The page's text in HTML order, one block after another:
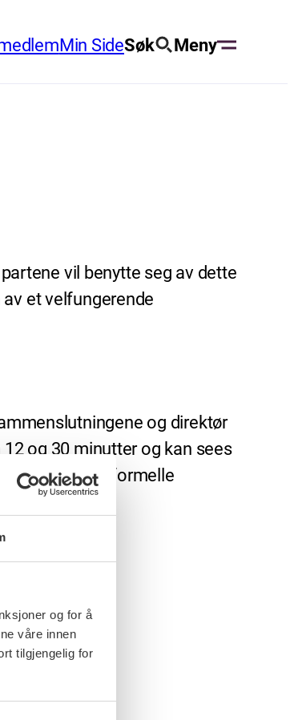
og for å
våre innen
tilgjengelig for
Min SideSøk Meny
vil benytte seg av dette
et velfungerende
og direktør
og 30 minutter og kan sees
og del 2 om formelle
i KS .